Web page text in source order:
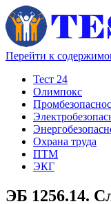
Перейти к
Тест 24
Олимпокс
Охрана труда
ПТМ
ЭКГ
ЭБ 1256.14.